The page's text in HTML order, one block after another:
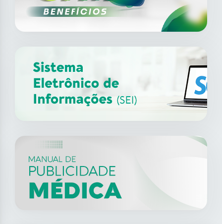
XII Fórum de Medicina do
Trabalho do CFM
14 ago
2026